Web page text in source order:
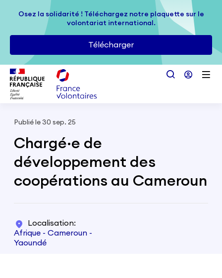
Passer au contenu principal
Osez la solidarité ! Téléchargez notre plaquette sur le
volontariat international.
Télécharger
Osez la solidarité ! Téléchargez notre plaquette sur le
volontariat international.
Télécharger
Publié le 30 sep. 25
Chargé·e de
développement des
coopérations au Cameroun
Localisation
Afrique - Cameroun -
Yaoundé